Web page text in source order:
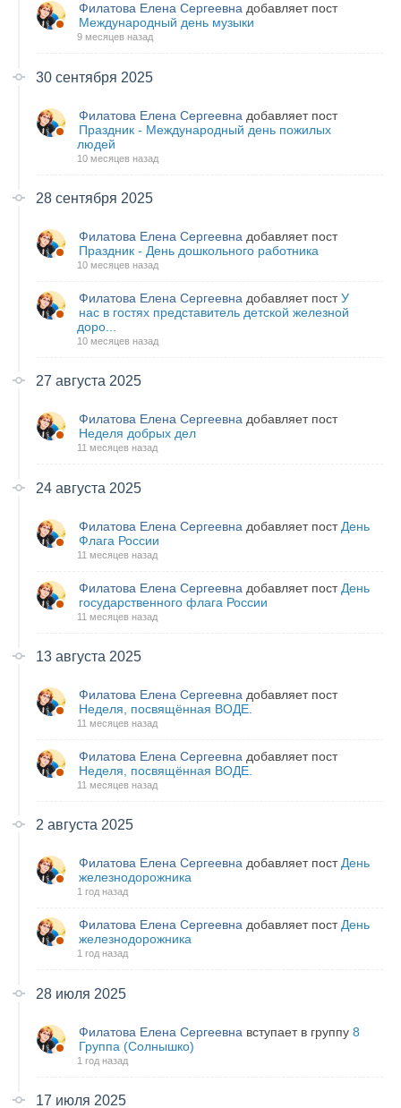
Филатова Елена Сергеевна добавляет пост
Международный день музыки
9 месяцев назад
30 сентября 2025
Филатова Елена Сергеевна добавляет пост
Праздник - Международный день пожилых
людей
10 месяцев назад
28 сентября 2025
Филатова Елена Сергеевна добавляет пост
Праздник - День дошкольного работника
10 месяцев назад
Филатова Елена Сергеевна добавляет постУ
нас в гостях представитель детской железной
доро...
10 месяцев назад
27 августа 2025
Филатова Елена Сергеевна добавляет пост
Неделя добрых дел
11 месяцев назад
24 августа 2025
Филатова Елена Сергеевна добавляет пост День
Флага России
11 месяцев назад
Филатова Елена Сергеевна добавляет пост День
государственного флага России
11 месяцев назад
13 августа 2025
Филатова Елена Сергеевна добавляет пост
Неделя, посвящённая ВОДЕ.
11 месяцев назад
Филатова Елена Сергеевна добавляет пост
Неделя, посвящённая ВОДЕ.
11 месяцев назад
2 августа 2025
Филатова Елена Сергеевна добавляет постДень
железнодорожника
1 год назад
Филатова Елена Сергеевна добавляет постДень
железнодорожника
1 год назад
28 июля 2025
Филатова Елена Сергеевна вступает в группу 8
Группа (Солнышко)
1 год назад
17 июля 2025